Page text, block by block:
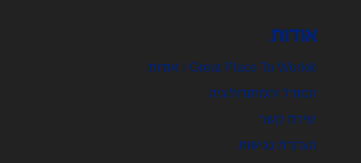
אודות
®Great Place To Work | אודות
המודל והמתודולוגיה
יצירת קשר
הצהרת נגישות